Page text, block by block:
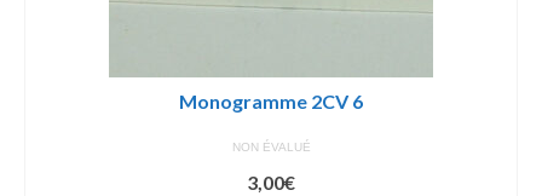
Monogramme 2CV 6
NON ÉVALUÉ
3,00€